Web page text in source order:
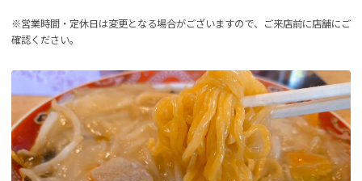
※営業時間・定休日は変更となる場合がございますので、ご来店前に店舗にご
確認ください。